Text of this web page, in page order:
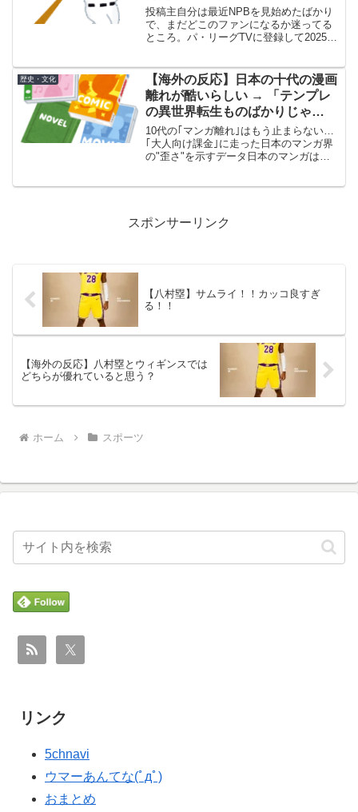
翔平、松井秀喜、イチロー……」
「アニメとのコラボがきっかけだ
った」
投稿主自分は最近NPBを見始めたばかり
で、まだどこのファンになるか迷ってる
ところ。パ・リーグTVに登録して2025年
ームの雰囲気がいいし、万波中正のファ
ンになっちゃった...
歴史・文化
【海外の反応】日本の十代の漫画
離れが酷いらしい → 「テンプレ
の異世界転生ものばかりじゃ
な……」「新しいものに挑戦する
リスクを取れなくなってるのが原
因」
10代の｢マンガ離れ｣はもう止まらない…
｢大人向け課金｣に走った日本のマンガ界
の"歪さ"を示すデータ日本のマンガは世
スポンサーリンク
【八村塁】サムライ！！カッコ良すぎ
る！！
【海外の反応】八村塁とウィギンスでは
どちらが優れていると思う？
ホーム スポーツ
リンク
5chnavi
ウマーあんてな(ﾟдﾟ)
おまとめ